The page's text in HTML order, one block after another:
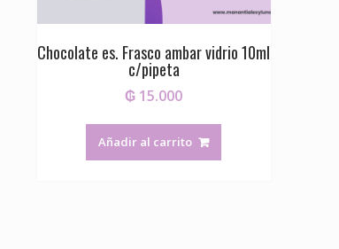
Chocolate es. Frasco ambar vidrio 10ml
c/pipeta
₲ 15.000
Añadir al carrito